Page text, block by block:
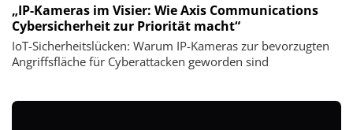
„IP-Kameras im Visier: Wie Axis Communications
Cybersicherheit zur Priorität macht“
IoT-Sicherheitslücken: Warum IP-Kameras zur bevorzugten
Angriffsfläche für Cyberattacken geworden sind